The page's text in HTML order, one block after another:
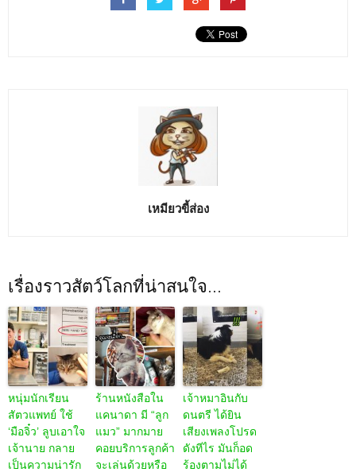
เหมียวขี้ส่อง
เรื่องราวสัตว์โลกที่น่าสนใจ...
หนุ่มนักเรียน
สัตวแพทย์ ใช้
‘มือจิ๋ว’ ลูบเอาใจ
เจ้านาย กลาย
เป็นความน่ารัก
ร้านหนังสือใน
แคนาดา มี “ลูก
แมว” มากมาย
คอยบริการลูกค้า
จะเล่นด้วยหรือ
เจ้าหมาอินกับ
ดนตรี ได้ยิน
เสียงเพลงโปรด
ดังทีไร มันก็อด
ร้องตามไม่ได้